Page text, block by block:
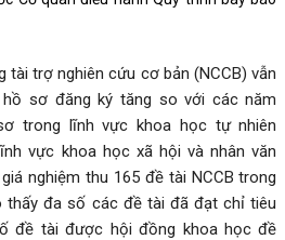
tài trợ nghiên cứu cơ bản (NCCB) vẫn
sơ đăng ký tăng so với các năm
trong lĩnh vực khoa học tự nhiên
vực khoa học xã hội và nhân văn
nghiệm thu 165 đề tài NCCB trong
thấy đa số các đề tài đã đạt chỉ tiêu
đề tài được hội đồng khoa học đề